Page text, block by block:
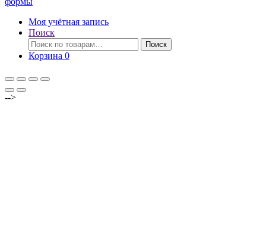
Моя учётная запись
Поиск
Искать:
Поиск
Корзина 0
-->